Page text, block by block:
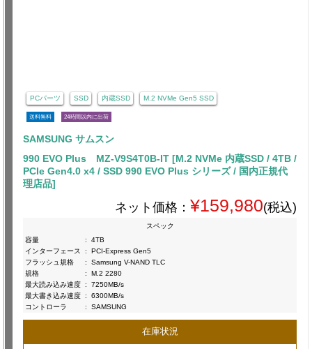
PCパーツ SSD 内蔵SSD M.2 NVMe Gen5 SSD
送料無料 24時間以内に出荷
SAMSUNG サムスン
990 EVO Plus MZ-V9S4T0B-IT [M.2 NVMe 内蔵SSD / 4TB /
PCIe Gen4.0 x4 / SSD 990 EVO Plus シリーズ / 国内正規代
理店品]
ネット価格： ¥159,980(税込)
スペック
容量
:
4TB
インターフェース
:
PCI-Express Gen5
フラッシュ規格
:
Samsung V-NAND TLC
規格
:
M.2 2280
最大読み込み速度 :
7250MB/s
最大書き込み速度 :
6300MB/s
コントローラ
: SAMSUNG
在庫状況